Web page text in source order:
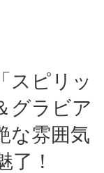
スピリッ
グラビア
な雰囲気
了！